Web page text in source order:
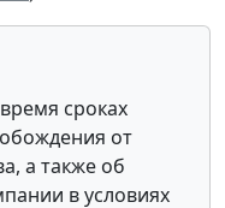
сроках
от
а также об
в условиях